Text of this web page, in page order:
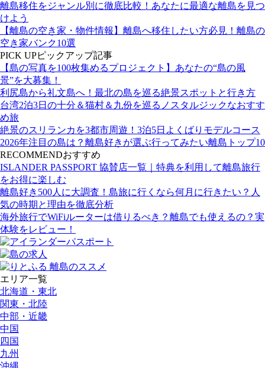
離島移住をジャンル別に徹底比較！あなたに最適な離島を見つ
けよう
【離島の空き家・物件情報】離島へ移住したい方必見！離島の
空き家バンク10選
PICK UPピックアップ記事
【島の写真を100枚集めるプロジェクト】あなたの“島の風
景”を大募集！
利尻島から礼文島へ！最北の島を巡る絶景スポットと行き方
台湾2泊3日の十分＆猫村＆九份を巡るノスタルジックなおすす
め旅
絶景のスリランカを3都市周遊！3泊5日よくばりモデルコース
2026年注目の島は？離島好きが選ぶ行ってみたい離島トップ10
RECOMMENDおすすめ
ISLANDER PASSPORT 協賛店一覧｜特典を利用して離島旅行
をお得に楽しむ
離島好き500人に大調査！島旅に行くなら何月に行きたい？人
気の時期と理由を徹底分析
海外旅行でWiFiルーターは借りるべき？離島でも使えるの？実
体験をレビュー！
エリア一覧
北海道・東北
関東・北陸
中部・近畿
中国
四国
九州
沖縄